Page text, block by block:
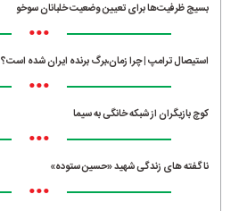
بسیج ظرفیت‌ها برای تعیین وضعیت خلبانان سوخو
•••
استیصال ترامپ | چرا زمان،برگ برنده ایران شده است؟
•••
کوچ بازیگران از شبکه خانگی به سیما
•••
ناگفته های زندگی شهید «حسین ستوده»
•••